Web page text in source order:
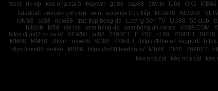
febet
rik vip keo nha cai 5 Haywin go88 say88 98win f168 OK9
MB66
taladball แทงบอล ยูฟ่าเบท
iwin socolive trực tiếp NEW88 NEW88
MM88
sc88 new88 truc tiep bong da Lương Sơn TV UU88 55 club
hitclub
M88 xôi lạc xem bóng đá xem bóng đá colatv XX88.COM
https://jun88.co.com/
NEW88 sc88 789BET FLY88 c168 789BET
RR88
MM88
MM88 78win new88 SC88 789BET https://f8beta2.support/
https://mm88.center/
MB66 https://sc88.feedback/ Mb66 F168 789BET
kèo nhà cái
kèo nhà cái kèo